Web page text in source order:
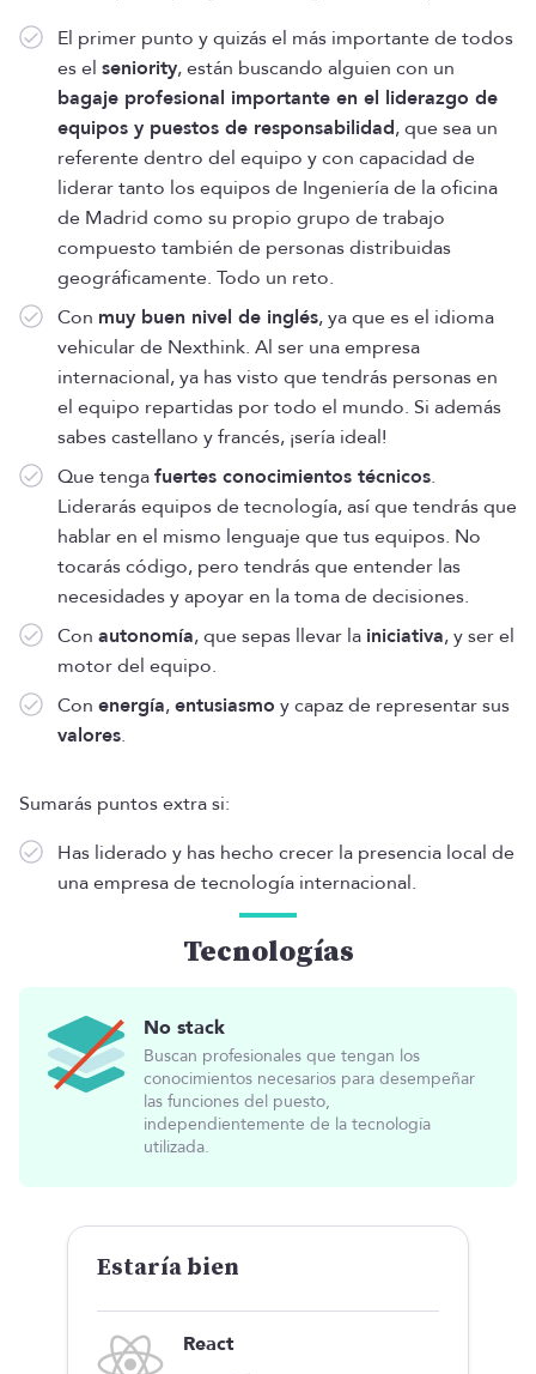
El primer punto y quizás el más importante de todos
es el seniority, están buscando alguien con un
bagaje profesional importante en el liderazgo de
equipos y puestos de responsabilidad, que sea un
referente dentro del equipo y con capacidad de
liderar tanto los equipos de Ingeniería de la oficina
de Madrid como su propio grupo de trabajo
compuesto también de personas distribuidas
geográficamente. Todo un reto.
Con muy buen nivel de inglés, ya que es el idioma
vehicular de Nexthink. Al ser una empresa
internacional, ya has visto que tendrás personas en
el equipo repartidas por todo el mundo. Si además
sabes castellano y francés, ¡sería ideal!
Que tengafuertes conocimientos técnicos.
Liderarás equipos de tecnología, así que tendrás que
hablar en el mismo lenguaje que tus equipos. No
tocarás código, pero tendrás que entender las
necesidades y apoyar en la toma de decisiones.
Con autonomía, que sepas llevar la iniciativa, y ser el
motor del equipo.
Con energía,entusiasmo y capaz de representar sus
valores.
Sumarás puntos extra si:
Has liderado y has hecho crecer la presencia local de
una empresa de tecnología internacional.
Tecnologías
No stack
Buscan profesionales que tengan los
conocimientos necesarios para desempeñar
las funciones del puesto,
independientemente de la tecnología
utilizada.
Estaría bien
React